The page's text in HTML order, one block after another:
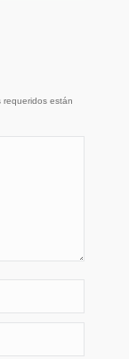
requeridos están